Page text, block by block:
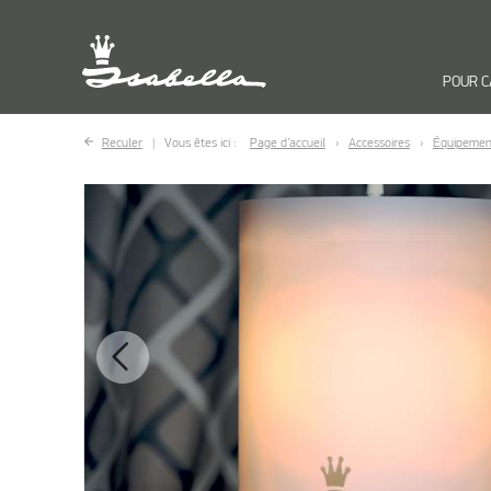
POUR
Reculer Vous êtes ici : Page d’accueil Accessoires